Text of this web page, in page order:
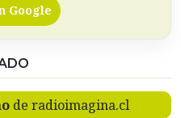
Google
de radioimagina.cl